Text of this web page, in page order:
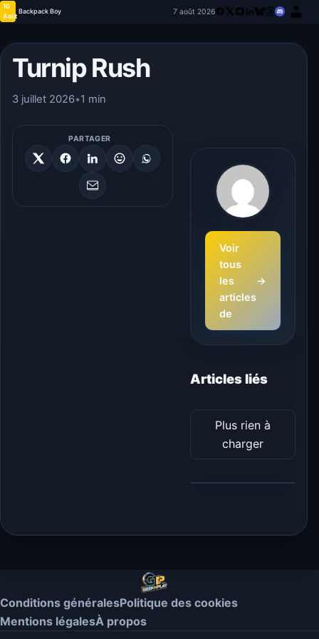
10
Août
Backpack Boy 7 août 2026
Turnip Rush
3 juillet 2026•1 min
PARTAGER
Voir
tous
les
articles
de
→
Articles liés
Plus rien à
charger
Conditions généralesPolitique des cookies
Mentions légalesÀ propos